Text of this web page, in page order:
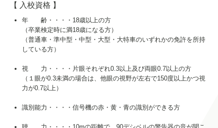
【 入校資格 】
年 齢・・・・18歳以上の方
（卒業検定時に満18歳になる方）
（普通車・準中型・中型・大型・大特車のいずれかの免許を所持
している方）
視 力・・・・片眼それぞれ0.3以上及び両眼0.7以上の方
（１眼が0.3未満の場合は、他眼の視野が左右で150度以上かつ視
力が0.7以上）
識別能力・・・・信号機の赤・黄・青の識別ができる方